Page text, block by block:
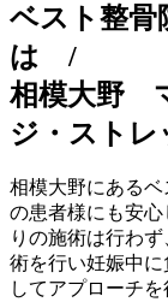
ベスト整骨
は /
相模大野
ジ・ストレ
相模大野にある
の患者様にも安
りの施術は行わ
術を行い妊娠中
してアプローチ